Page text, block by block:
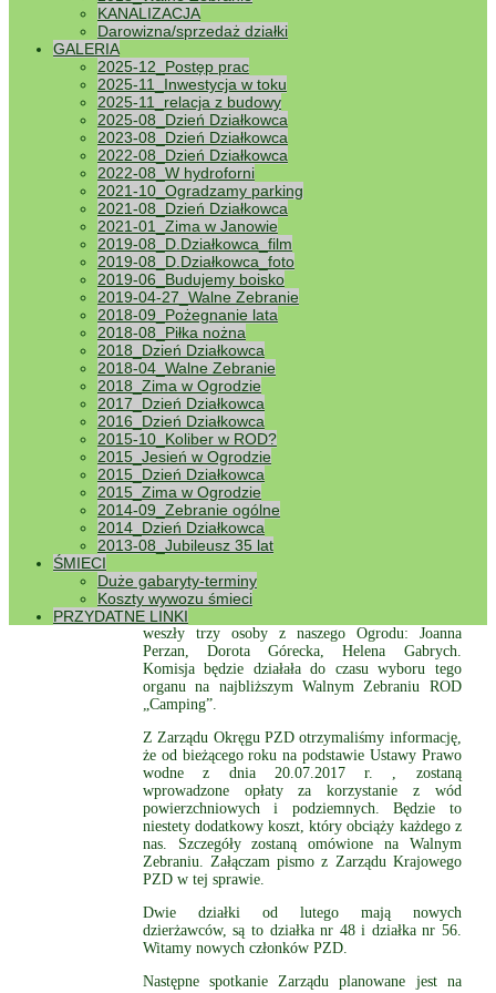
KANALIZACJA
Darowizna/sprzedaż działki
GALERIA
2025-12_Postęp prac
2025-11_Inwestycja w toku
2025-11_relacja z budowy
2025-08_Dzień Działkowca
2023-08_Dzień Działkowca
2022-08_Dzień Działkowca
2022-08_W hydroforni
2021-10_Ogradzamy parking
2021-08_Dzień Działkowca
2021-01_Zima w Janowie
2019-08_D.Działkowca_film
2019-08_D.Działkowca_foto
2019-06_Budujemy boisko
2019-04-27_Walne Zebranie
2018-09_Pożegnanie lata
2018-08_Piłka nożna
2018_Dzień Działkowca
2018-04_Walne Zebranie
2018_Zima w Ogrodzie
2017_Dzień Działkowca
2016_Dzień Działkowca
2015-10_Koliber w ROD?
2015_Jesień w Ogrodzie
2015_Dzień Działkowca
2015_Zima w Ogrodzie
2014-09_Zebranie ogólne
2014_Dzień Działkowca
2013-08_Jubileusz 35 lat
ŚMIECI
Duże gabaryty-terminy
Koszty wywozu śmieci
PRZYDATNE LINKI
Myślęcinka – „Ustronie” i „Podgórze”, którzy
mają już za sobą realizację inwestycji dot.
spotkania była wymiana doświadczeń związanych
z realizacją inwestycji. W lutym odbyło się
również spotkanie w Zarządzie Okręgu PZD
prezesów pięciu Ogrodów, które podobnie jak my,
przystępują do skanalizowania Ogrodów. Zarząd
ROD „Camping” postanowił wysłać zapytanie
ofertowe w sprawie przygotowania projektu
przyłączenia naszego Ogrodu do miejskiej sieci
kanalizacyjnej do 10 biur projektowych,
zaproponowanych przez członków Zarządu.
Obecnie przygotowujemy treść zapytania
ofertowego. Sprawa kanalizacji będzie jednym z
głównych tematów Walnego Zebrania
Sprawozdawczego członków Ogrodu,
planowanego na ostatnią sobotę kwietnia
bieżącego roku. Następnym krokiem będzie
powołanie komisji przetargowej spośród członków
ROD „Camping”.
Program komputerowy dla ogrodów działkowych
przygotowany na wniosek Zarządu Krajowego
PZD został zakupiony przez nasz Ogród za kwotę
94,71 zł. Obecnie trwają prace nad instalacją
programu.
Na ostatnim Walnym Zebraniu członków naszego
Ogrodu w sierpniu 2017 r. nie wybrano Komisji
Rewizyjnej z uwagi na brak chętnych do pracy w
Komisja Rewizyjna PZD w Bydgoszczy powołała
z dniem 19 lutego 2018 r. Komisaryczną Komisję
Rewizyjną ROD „Camping”. W skład Komisji
weszły trzy osoby z naszego Ogrodu: Joanna
Perzan, Dorota Górecka, Helena Gabrych.
Komisja będzie działała do czasu wyboru tego
organu na najbliższym Walnym Zebraniu ROD
„Camping”.
Z Zarządu Okręgu PZD otrzymaliśmy informację,
że od bieżącego roku na podstawie Ustawy Prawo
wodne z dnia 20.07.2017 r. , zostaną
wprowadzone opłaty za korzystanie z wód
powierzchniowych i podziemnych. Będzie to
niestety dodatkowy koszt, który obciąży każdego z
nas. Szczegóły zostaną omówione na Walnym
Zebraniu. Załączam pismo z Zarządu Krajowego
PZD w tej sprawie.
Dwie działki od lutego mają nowych
dzierżawców, są to działka nr 48 i działka nr 56.
Witamy nowych członków PZD.
Następne spotkanie Zarządu planowane jest na